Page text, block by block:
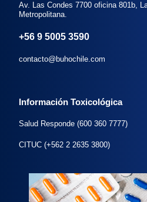
Av. Las Condes 7700 oficina 801b,
Metropolitana.
+56 9 5005 3590
contacto@buhochile.com
Información Toxicológica
Salud Responde (600 360 7777)
CITUC (+562 2 2635 3800)